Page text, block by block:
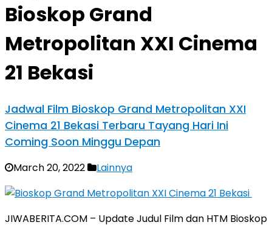
Bioskop Grand
Metropolitan XXI Cinema
21 Bekasi
Jadwal Film Bioskop Grand Metropolitan XXI
Cinema 21 Bekasi Terbaru Tayang Hari Ini
Coming Soon Minggu Depan
March 20, 2022 Lainnya
JIWABERITA.COM – Update Judul Film dan HTM Bioskop